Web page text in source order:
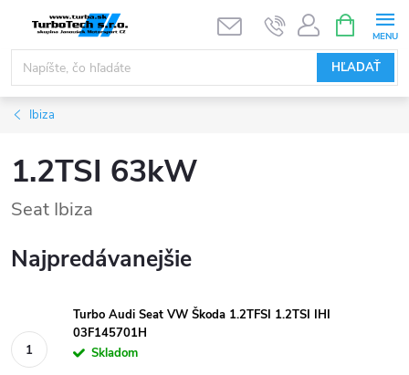
obsah
HĽADAŤ
KOŠÍK
Ibiza
1.2TSI 63kW
Seat Ibiza
Najpredávanejšie
Turbo Audi Seat VW Škoda 1.2TFSI 1.2TSI IHI
03F145701H
Skladom